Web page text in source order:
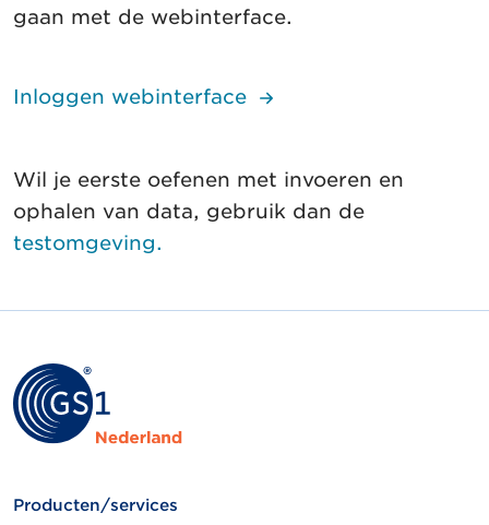
gaan met de webinterface.
Inloggen webinterface
Wil je eerste oefenen met invoeren en
ophalen van data, gebruik dan de
testomgeving.
Producten/services